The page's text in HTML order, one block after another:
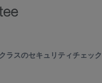
ラスのセキュリティチェック